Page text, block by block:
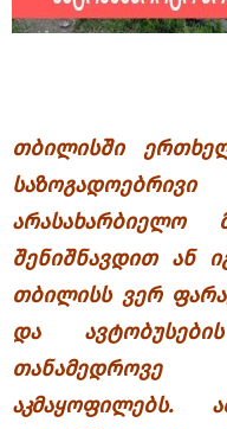
თბილისში
არასახარბიელო
შენიშნავდით ან
თბილისს ვერ
და
აკმაყოფილებს.